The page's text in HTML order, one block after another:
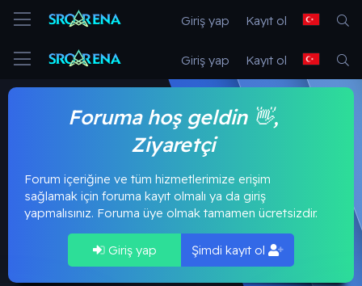
Giriş yap Kayıt ol
Giriş yap Kayıt ol
Foruma hoş geldin 👋,
Ziyaretçi
Forum içeriğine ve tüm hizmetlerimize erişim
sağlamak için foruma kayıt olmalı ya da giriş
yapmalısınız. Foruma üye olmak tamamen ücretsizdir.
Giriş yap Şimdi kayıt ol